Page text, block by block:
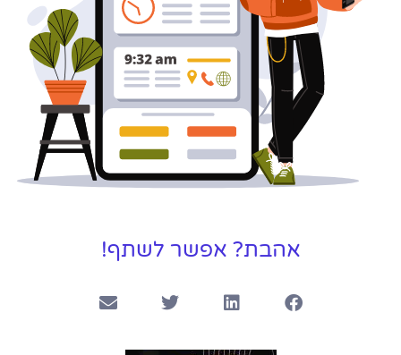
אהבת? אפשר לשתף!